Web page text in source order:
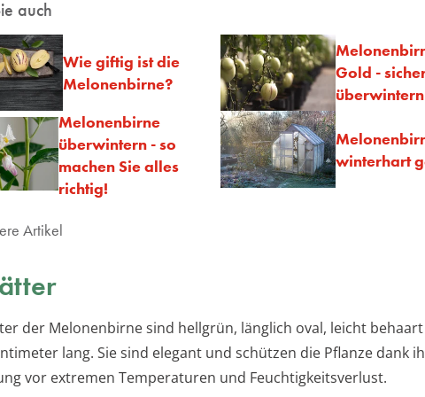
auch
Wie giftig ist die
Melonenbirne?
Gold -
überwintern
Melonenbirne
überwintern - so
machen Sie alles
richtig!
winterhart
Artikel
der Melonenbirne sind hellgrün, länglich oval, leicht
lang. Sie sind elegant und schützen die Pflanze dank
vor extremen Temperaturen und Feuchtigkeitsverlust.